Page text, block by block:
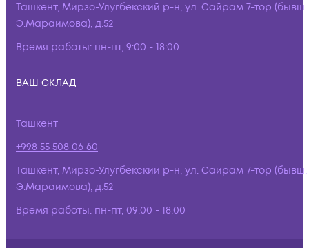
Ташкент, Мирзо-Улугбекский р-н, ул. Сайрам 7-тор (бывш.
Э.Мараимова), д.52
Время работы: пн-пт, 9:00 - 18:00
ВАШ СКЛАД
Ташкент
+998 55 508 06 60
Ташкент, Мирзо-Улугбекский р-н, ул. Сайрам 7-тор (бывш.
Э.Мараимова), д.52
Время работы: пн-пт, 09:00 - 18:00